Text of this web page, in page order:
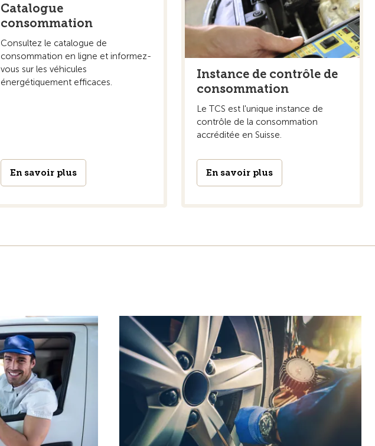
Catalogue
consommation
Consultez le catalogue de
consommation en ligne et informez-
vous sur les véhicules
énergétiquement efficaces.
En savoir plus
Instance de contrôle de
consommation
Le TCS est l'unique instance de
contrôle de la consommation
accréditée en Suisse.
En savoir plus